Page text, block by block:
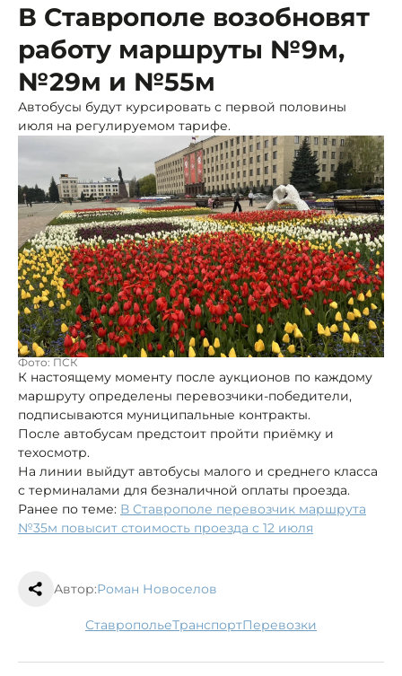
В Ставрополе возобновят
работу маршруты №9м,
№29м и №55м
Автобусы будут курсировать с первой половины
июля на регулируемом тарифе.
Фото: ПСК
К настоящему моменту после аукционов по каждому
маршруту определены перевозчики-победители,
подписываются муниципальные контракты.
После автобусам предстоит пройти приёмку и
техосмотр.
На линии выйдут автобусы малого и среднего класса
с терминалами для безналичной оплаты проезда.
Ранее по теме: В Ставрополе перевозчик маршрута
№35м повысит стоимость проезда с 12 июля
Автор:Роман Новоселов
Ставрополье транспорт перевозки